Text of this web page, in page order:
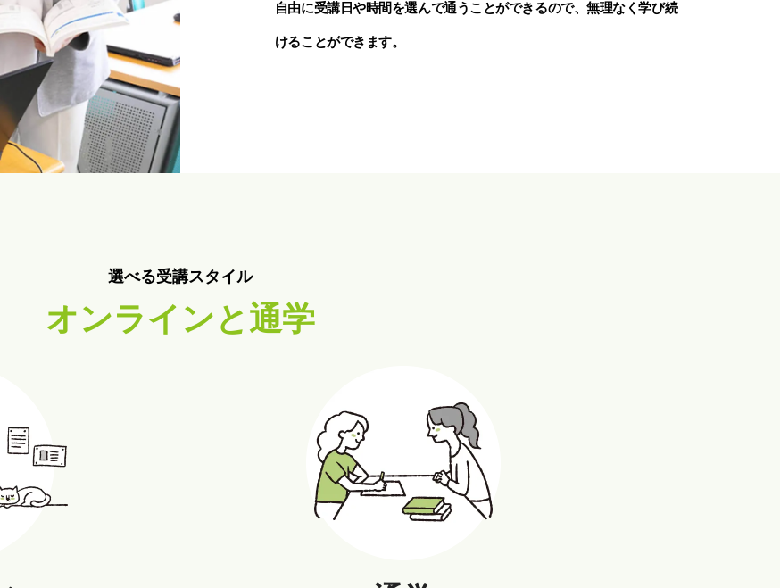
自由に受講日や時間を選んで通うことができるので、無理なく学び続
けることができます。
選べる受講スタイル
オンラインと通学